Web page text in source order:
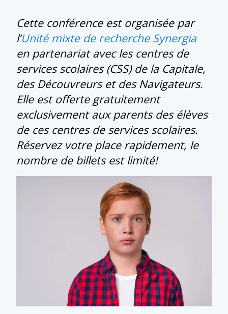
Cette conférence est organisée par
l’Unité mixte de recherche Synergia
en partenariat avec les centres de
services scolaires (CSS) de la Capitale,
des Découvreurs et des Navigateurs.
Elle est offerte gratuitement
exclusivement aux parents des élèves
de ces centres de services scolaires.
Réservez votre place rapidement, le
nombre de billets est limité!